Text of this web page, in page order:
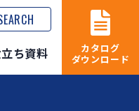
ち資料
カタログ
ダウンロード